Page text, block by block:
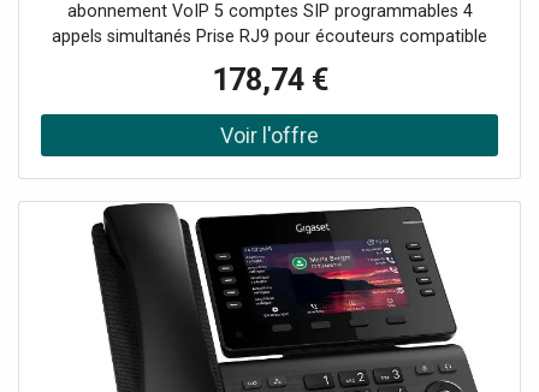
abonnement VoIP 5 comptes SIP programmables 4
appels simultanés Prise RJ9 pour écouteurs compatible
OPUS et G.722 Fonction de connection Wifi et bluetooth
V5 Écran LCD couleur 4.3" Protection de l'entreprise avec
démarrage et micrologiciel crypté Conférence à 3 et haut-
parleur mains libres 10 touches de lignes polyvalentes
178,74 €